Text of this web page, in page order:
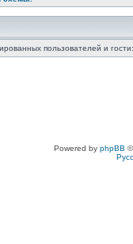
пользователей и
Powered by phpBB